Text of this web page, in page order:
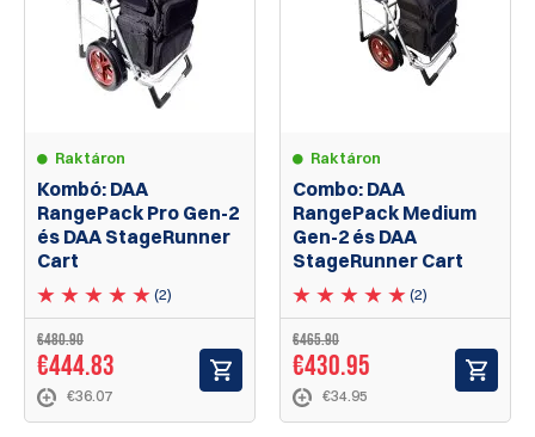
Raktáron
Kombó: DAA
RangePack Pro Gen-2
és DAA StageRunner
Cart
(2)
€480.90
€444.83
€36.07
Raktáron
Combo: DAA
RangePack Medium
Gen-2 és DAA
StageRunner Cart
(2)
€465.90
€430.95
€34.95